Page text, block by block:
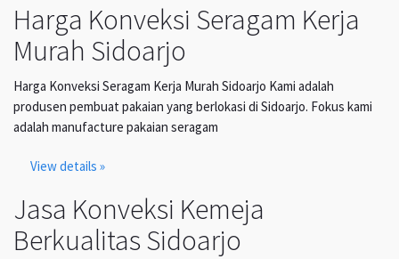
Harga Konveksi Seragam Kerja
Murah Sidoarjo
Harga Konveksi Seragam Kerja Murah Sidoarjo Kami adalah
produsen pembuat pakaian yang berlokasi di Sidoarjo. Fokus kami
adalah manufacture pakaian seragam
View details »
Jasa Konveksi Kemeja
Berkualitas Sidoarjo